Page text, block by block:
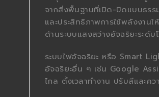
จากสิ่งพื้นฐานที่เปิด-ปิดแบบธร
และประสิทธิภาพการใช้พลังงา
ด้านระบบแสงสว่างอัจฉริยะระดับ
ระบบไฟอัจฉริยะ หรือ Smart
อัจฉริยะอื่น ๆ เช่น Google
ไกล ตั้งเวลาทำงาน ปรับสีและค